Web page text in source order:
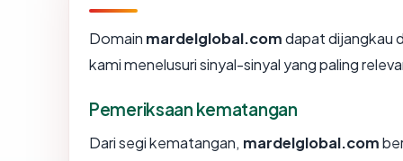
Domain mardelglobal.comdapat dijangkau
kami menelusuri sinyal-sinyal yang paling
Pemeriksaan kematangan
Dari segi kematangan, mardelglobal.com